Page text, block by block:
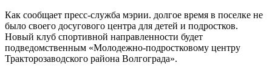
Как сообщает пресс-служба мэрии. долгое время в поселке не
было своего досугового центра для детей и подростков.
Новый клуб спортивной направленности будет
подведомственным «Молодежно-подростковому центру
Тракторозаводского района Волгограда».